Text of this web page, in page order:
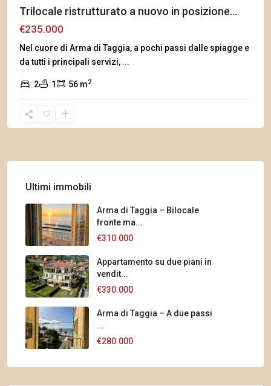
Trilocale ristrutturato a nuovo in posizione...
€235.000
Nel cuore di Arma di Taggia, a pochi passi dalle spiagge e
da tutti i principali servizi, ...
2 1 56 m2
Ultimi immobili
Arma di Taggia – Bilocale
fronte ma...
€310.000
Appartamento su due piani in
vendit...
€330.000
Arma di Taggia – A due passi
...
€280.000